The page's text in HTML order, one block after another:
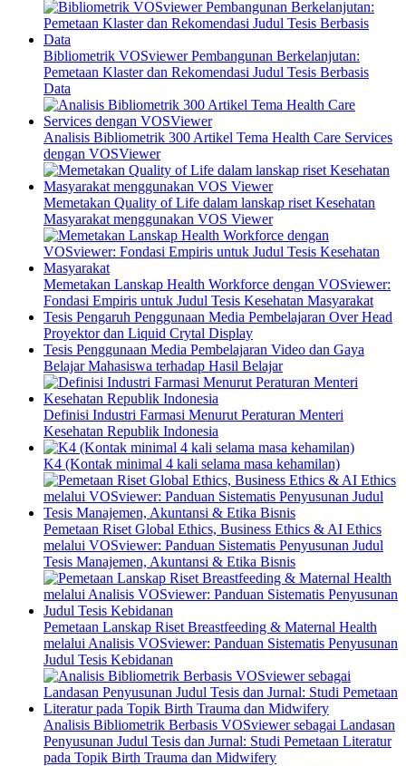
Bibliometrik VOSviewer Pembangunan Berkelanjutan:
Pemetaan Klaster dan Rekomendasi Judul Tesis Berbasis
Data
Analisis Bibliometrik 300 Artikel Tema Health Care Services
dengan VOSViewer
Memetakan Quality of Life dalam lanskap riset Kesehatan
Masyarakat menggunakan VOS Viewer
Memetakan Lanskap Health Workforce dengan VOSviewer:
Fondasi Empiris untuk Judul Tesis Kesehatan Masyarakat
Tesis Pengaruh Penggunaan Media Pembelajaran Over Head
Proyektor dan Liquid Crytal Display
Tesis Penggunaan Media Pembelajaran Video dan Gaya
Belajar Mahasiswa terhadap Hasil Belajar
Definisi Industri Farmasi Menurut Peraturan Menteri
Kesehatan Republik Indonesia
K4 (Kontak minimal 4 kali selama masa kehamilan)
Pemetaan Riset Global Ethics, Business Ethics & AI Ethics
melalui VOSviewer: Panduan Sistematis Penyusunan Judul
Tesis Manajemen, Akuntansi & Etika Bisnis
Pemetaan Lanskap Riset Breastfeeding & Maternal Health
melalui Analisis VOSviewer: Panduan Sistematis Penyusunan
Judul Tesis Kebidanan
Analisis Bibliometrik Berbasis VOSviewer sebagai Landasan
Penyusunan Judul Tesis dan Jurnal: Studi Pemetaan Literatur
pada Topik Birth Trauma dan Midwifery